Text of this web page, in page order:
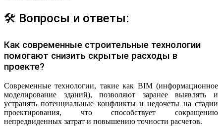
🛠 Вопросы и ответы:
Как современные строительные технологии
помогают снизить скрытые расходы в
проекте?
Современные технологии, такие как BIM (информационное
моделирование зданий), позволяют заранее выявлять и
устранять потенциальные конфликты и недочеты на стадии
проектирования, что способствует сокращению
непредвиденных затрат и повышению точности расчетов.